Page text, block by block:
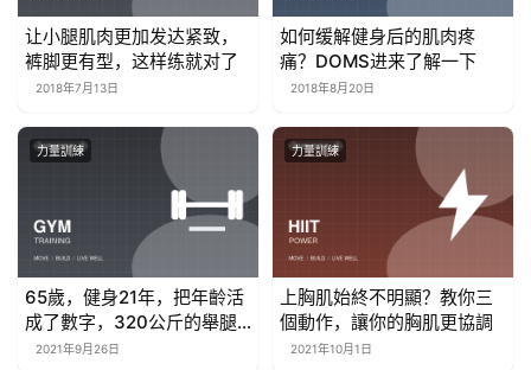
让小腿肌肉更加发达紧致，
裤脚更有型，这样练就对了
2018年7月13日
如何缓解健身后的肌肉疼
痛？DOMS进来了解一下
2018年8月20日
力量訓練
65歲，健身21年，把年齡活
成了數字，320公斤的舉腿
依然很輕松
2021年9月26日
力量訓練
上胸肌始終不明顯？教你三
個動作，讓你的胸肌更協調
2021年10月1日